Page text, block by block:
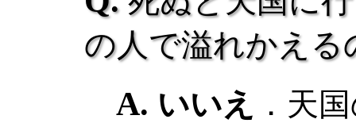
の人で溢れかえる
いいえ
．天